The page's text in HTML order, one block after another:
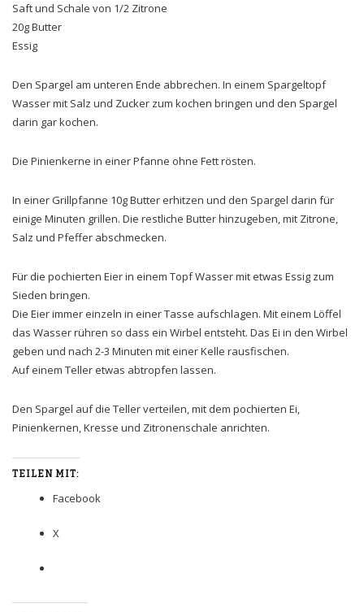
Saft und Schale von 1/2 Zitrone
20g Butter
Essig
Den Spargel am unteren Ende abbrechen. In einem Spargeltopf
Wasser mit Salz und Zucker zum kochen bringen und den Spargel
darin gar kochen.
Die Pinienkerne in einer Pfanne ohne Fett rösten.
In einer Grillpfanne 10g Butter erhitzen und den Spargel darin für
einige Minuten grillen. Die restliche Butter hinzugeben, mit Zitrone,
Salz und Pfeffer abschmecken.
Für die pochierten Eier in einem Topf Wasser mit etwas Essig zum
Sieden bringen.
Die Eier immer einzeln in einer Tasse aufschlagen. Mit einem Löffel
das Wasser rühren so dass ein Wirbel entsteht. Das Ei in den Wirbel
geben und nach 2-3 Minuten mit einer Kelle rausfischen.
Auf einem Teller etwas abtropfen lassen.
Den Spargel auf die Teller verteilen, mit dem pochierten Ei,
Pinienkernen, Kresse und Zitronenschale anrichten.
TEILEN MIT:
Facebook
X